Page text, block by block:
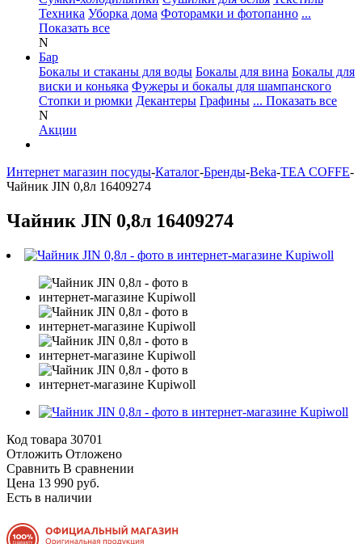
Техника Уборка дома Фоторамки и фотопанно ...
Показать все
N
Бар
Бокалы и стаканы для воды Бокалы для вина Бокалы для
виски и коньяка Фужеры и бокалы для шампанского
Стопки и рюмки Декантеры Графины ... Показать все
N
Акции
Интернет магазин посуды-Каталог-Бренды-Beka-TEA COFFE-
Чайник JIN 0,8л 16409274
Чайник JIN 0,8л 16409274
Код товара 30701
Отложить Отложено
Сравнить В сравнении
Цена 13 990 руб.
Есть в наличии